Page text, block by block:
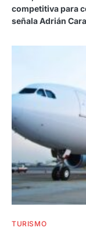
competitiva para
señala Adrián
TURISMO